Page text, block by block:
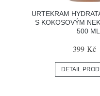
URTEKRAM
S KOKOSOVÝM
500 ML
399 Kč
DETAIL